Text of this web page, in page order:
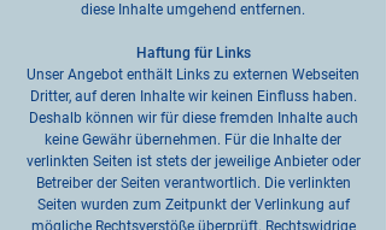
diese Inhalte umgehend entfernen.
Haftung für Links
Unser Angebot enthält Links zu externen Webseiten
Dritter, auf deren Inhalte wir keinen Einfluss haben.
Deshalb können wir für diese fremden Inhalte auch
keine Gewähr übernehmen. Für die Inhalte der
verlinkten Seiten ist stets der jeweilige Anbieter oder
Betreiber der Seiten verantwortlich. Die verlinkten
Seiten wurden zum Zeitpunkt der Verlinkung auf
mögliche Rechtsverstöße überprüft. Rechtswidrige